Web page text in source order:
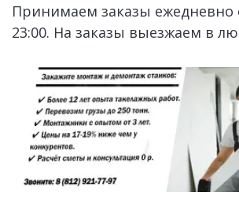
Принимаем заказы ежедневно
23:00. На заказы выезжаем в